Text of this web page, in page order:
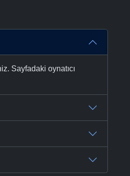
Sayfadaki oynatıcı